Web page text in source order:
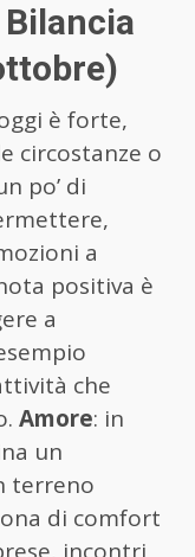
è forte,
circostanze o
po’ di
a
positiva è
a
che
Amore: in
un
terreno
di comfort